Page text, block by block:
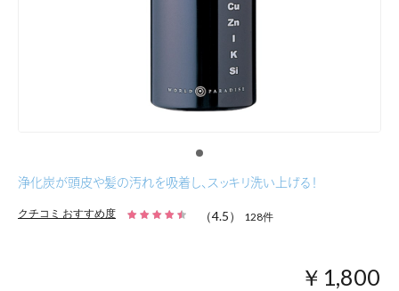
浄化炭が頭皮や髪の汚れを吸着し、スッキリ洗い上げる！
クチコミ おすすめ度 （4.5） 128件
￥1,800